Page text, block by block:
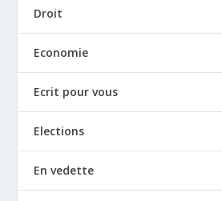
Droit
Economie
Ecrit pour vous
Elections
En vedette